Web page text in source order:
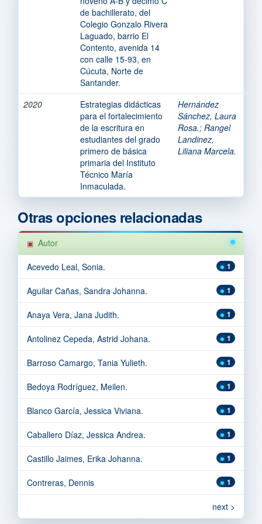
de bachillerato, del
Colegio Gonzalo Rivera
Laguado, barrio El
Contento, avenida 14
con calle 15-93, en
Cúcuta, Norte de
Santander.
2020
Estrategias didácticas
para el fortalecimiento
de la escritura en
estudiantes del grado
primero de básica
primaria del Instituto
Técnico María
Inmaculada.
Hernández
Sánchez, Laura
Rosa.; Rangel
Landinez,
Liliana Marcela.
Otras opciones relacionadas
Autor
1
Acevedo Leal, Sonia.
1
Aguilar Cañas, Sandra Johanna.
1
Anaya Vera, Jana Judith.
1
Antolinez Cepeda, Astrid Johana.
1
Barroso Camargo, Tania Yulieth.
1
Bedoya Rodríguez, Meilen.
1
Blanco García, Jessica Viviana.
1
Caballero Díaz, Jessica Andrea.
1
Castillo Jaimes, Erika Johanna.
1
Contreras, Dennis
next >